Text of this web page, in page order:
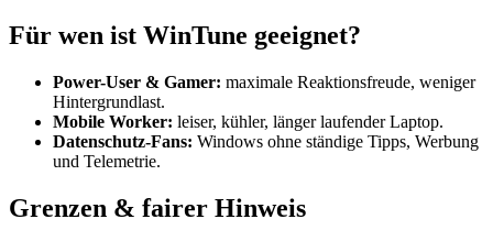
Für wen ist WinTune geeignet?
Power-User & Gamer: maximale Reaktionsfreude, weniger
Hintergrundlast.
Mobile Worker: leiser, kühler, länger laufender Laptop.
Datenschutz-Fans: Windows ohne ständige Tipps, Werbung
und Telemetrie.
Grenzen & fairer Hinweis